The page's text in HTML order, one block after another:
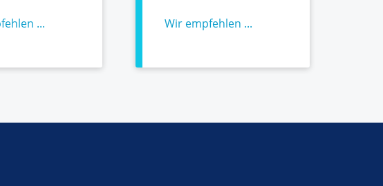
... Wir empfehlen ...